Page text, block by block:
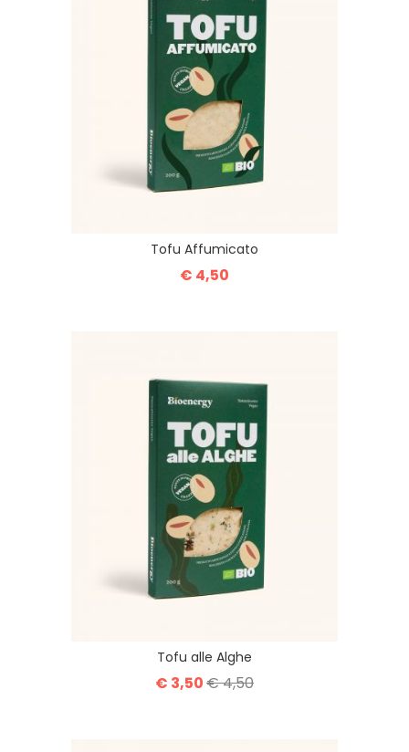
Tofu Affumicato
€ 4,50
Tofu alle Alghe
€ 3,50€ 4,50